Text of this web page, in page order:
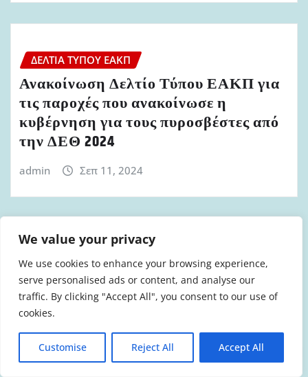
We value your privacy
We use cookies to enhance your browsing experience,
serve personalised ads or content, and analyse our
traffic. By clicking "Accept All", you consent to our use of
cookies.
Customise Reject All Accept All
ΔΕΛΤΊΑ ΤΎΠΟΥ ΕΑΚΠ
Ανακοίνωση Δελτίο Τύπου ΕΑΚΠ για
τις παροχές που ανακοίνωσε η
κυβέρνηση για τους πυροσβέστες από
την ΔΕΘ 2024
admin Σεπ 11, 2024
Ανακοίνωση Δελτίο Τύπου ΕΑΚΠ για
τον θάνατο συναδέλφου και για τις
απάνθρωπες συνθήκες εργασίας των
πυροσβεστών
admin Σεπ 6, 2024